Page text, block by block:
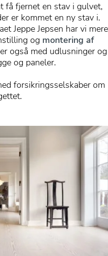
få fjernet en stav i gulvet,
er kommet en ny stav i.
Jeppe Jepsen har vi mere
og montering af
også med udlusninger og
og paneler.
forsikringsselskaber om